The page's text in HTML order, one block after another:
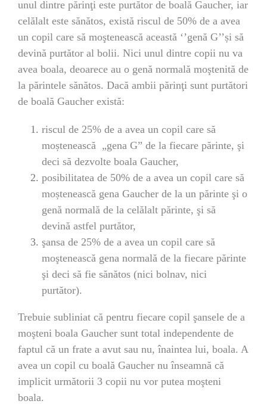
unul dintre părinţi este purtător de boală Gaucher, iar
celălalt este sănătos, există riscul de 50% de a avea
un copil care să moştenească această ‘’genă G’’și să
devină purtător al bolii. Nici unul dintre copii nu va
avea boala, deoarece au o genă normală moştenită de
la părintele sănătos. Dacă ambii părinţi sunt purtători
de boală Gaucher există:
riscul de 25% de a avea un copil care să
moștenească „gena G” de la fiecare părinte, şi
deci să dezvolte boala Gaucher,
posibilitatea de 50% de a avea un copil care să
moștenească gena Gaucher de la un părinte şi o
genă normală de la celălalt părinte, şi să
devină astfel purtător,
şansa de 25% de a avea un copil care să
moştenească gena normală de la fiecare părinte
şi deci să fie sănătos (nici bolnav, nici
purtător).
Trebuie subliniat că pentru fiecare copil şansele de a
moşteni boala Gaucher sunt total independente de
faptul că un frate a avut sau nu, înaintea lui, boala. A
avea un copil cu boală Gaucher nu înseamnă că
implicit următorii 3 copii nu vor putea moşteni
boala.